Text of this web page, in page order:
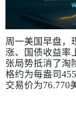
周一美国早盘，
涨、国债收益率
张局势抵消了淘
格约为每盎司
交易价为76.770